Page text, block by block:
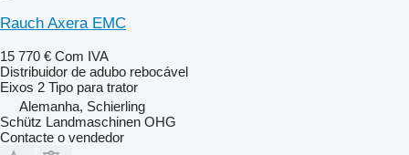
Rauch Axera EMC
15 770 € Com IVA
Distribuidor de adubo rebocável
Eixos 2 Tipo para trator
Alemanha, Schierling
Schütz Landmaschinen OHG
Contacte o vendedor